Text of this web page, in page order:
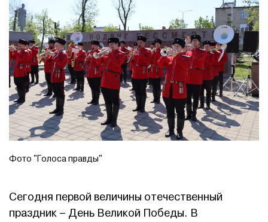
Фото "Голоса правды"
Сегодня первой величины отечественный
праздник – День Великой Победы. В